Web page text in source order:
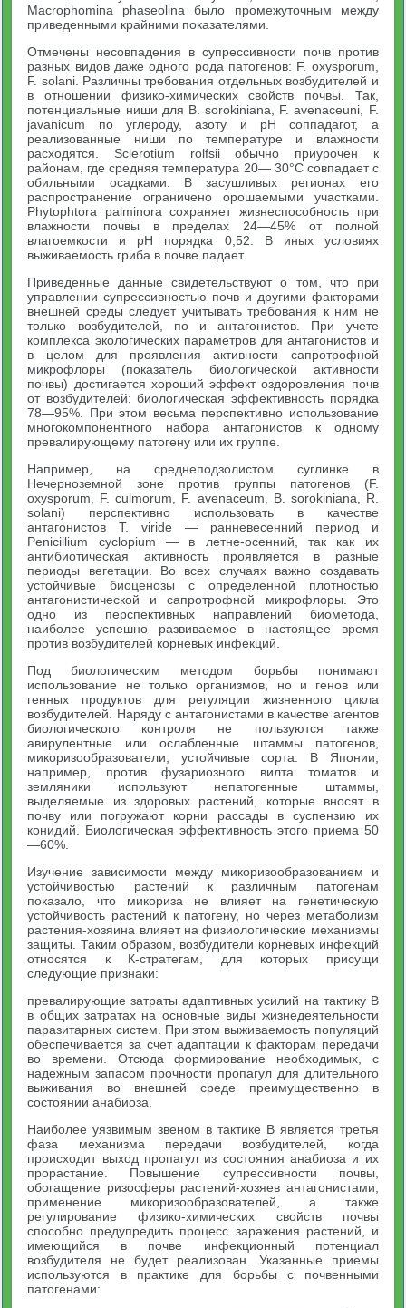
Macrophomina phaseolina было промежуточным между
приведенными крайними показателями.
Отмечены несовпадения в супрессивности почв против
разных видов даже одного рода патогенов: F. oxysporum,
F. solani. Различны требования отдельных возбудителей и
в отношении физико-химических свойств почвы. Так,
потенциальные ниши для В. sorokiniana, F. avenaceuni, F.
javanicum по углероду, азоту и pH соппадагот, а
реализованные ниши по температуре и влажности
расходятся. Sclerotium rolfsii обычно приурочен к
районам, где средняя температура 20— 30°С совпадает с
обильными осадками. В засушливых регионах его
распространение ограничено орошаемыми участками.
Phytophtora palminora сохраняет жизнеспособность при
влажности почвы в пределах 24—45% от полной
влагоемкости и pH порядка 0,52. В иных условиях
выживаемость гриба в почве падает.
Приведенные данные свидетельствуют о том, что при
управлении супрессивностью почв и другими факторами
внешней среды следует учитывать требования к ним не
только возбудителей, по и антагонистов. При учете
комплекса экологических параметров для антагонистов и
в целом для проявления активности сапротрофной
микрофлоры (показатель биологической активности
почвы) достигается хороший эффект оздоровления почв
от возбудителей: биологическая эффективность порядка
78—95%. При этом весьма перспективно использование
многокомпонентного набора антагонистов к одному
превалирующему патогену или их группе.
Например, на среднеподзолистом суглинке в
Нечерноземной зоне против группы патогенов (F.
oxysporum, F. culmorum, F. avenaceum, В. sorokiniana, R.
solani) перспективно использовать в качестве
антагонистов Т. viride — ранневесенний период и
Penicillium cyclopium — в летне-осенний, так как их
антибиотическая активность проявляется в разные
периоды вегетации. Во всех случаях важно создавать
устойчивые биоценозы с определенной плотностью
антагонистической и сапротрофной микрофлоры. Это
одно из перспективных направлений биометода,
наиболее успешно развиваемое в настоящее время
против возбудителей корневых инфекций.
Под биологическим методом борьбы понимают
использование не только организмов, но и генов или
генных продуктов для регуляции жизненного цикла
возбудителей. Наряду с антагонистами в качестве агентов
биологического контроля не пользуются также
авирулентные или ослабленные штаммы патогенов,
микоризообразователи, устойчивые сорта. В Японии,
например, против фузариозного вилта томатов и
земляники используют непатогенные штаммы,
выделяемые из здоровых растений, которые вносят в
почву или погружают корни рассады в суспензию их
конидий. Биологическая эффективность этого приема 50
—60%.
Изучение зависимости между микоризообразованием и
устойчивостью растений к различным патогенам
показало, что микориза не влияет на генетическую
устойчивость растений к патогену, но через метаболизм
растения-хозяина влияет на физиологические механизмы
защиты. Таким образом, возбудители корневых инфекций
относятся к К-стратегам, для которых присущи
следующие признаки:
превалирующие затраты адаптивных усилий на тактику B
в общих затратах на основные виды жизнедеятельности
паразитарных систем. При этом выживаемость популяций
обеспечивается за счет адаптации к факторам передачи
во времени. Отсюда формирование необходимых, с
надежным запасом прочности пропагул для длительного
выживания во внешней среде преимущественно в
состоянии анабиоза.
Наиболее уязвимым звеном в тактике B является третья
фаза механизма передачи возбудителей, когда
происходит выход пропагул из состояния анабиоза и их
прорастание. Повышение супрессивности почвы,
обогащение ризосферы растений-хозяев антагонистами,
применение микоризообразователей, а также
регулирование физико-химических свойств почвы
способно предупредить процесс заражения растений, и
имеющийся в почве инфекционный потенциал
возбудителя не будет реализован. Указанные приемы
используются в практике для борьбы с почвенными
патогенами: